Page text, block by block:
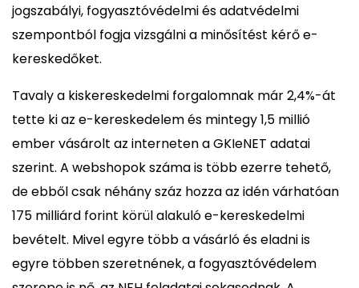
jogszabályi, fogyasztóvédelmi és adatvédelmi
szempontból fogja vizsgálni a minősítést kérő e-
kereskedőket.
Tavaly a kiskereskedelmi forgalomnak már 2,4%-át
tette ki az e-kereskedelem és mintegy 1,5 millió
ember vásárolt az interneten a GKIeNET adatai
szerint. A webshopok száma is több ezerre tehető,
de ebből csak néhány száz hozza az idén várhatóan
175 milliárd forint körül alakuló e-kereskedelmi
bevételt. Mivel egyre több a vásárló és eladni is
egyre többen szeretnének, a fogyasztóvédelem